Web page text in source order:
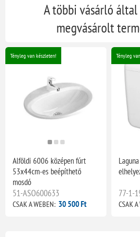
A többi vásárló
megvásárolt
Tényleg van készleten!
Alföldi 6006 középen fúrt
53x44cm-es beépíthető
mosdó
51-ASO600633
CSAK A WEBEN: 30 500 Ft
Tényleg
77-1-
CSAK